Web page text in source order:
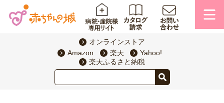
オンラインストア
Amazon
楽天
Yahoo!
楽天ふるさと納税